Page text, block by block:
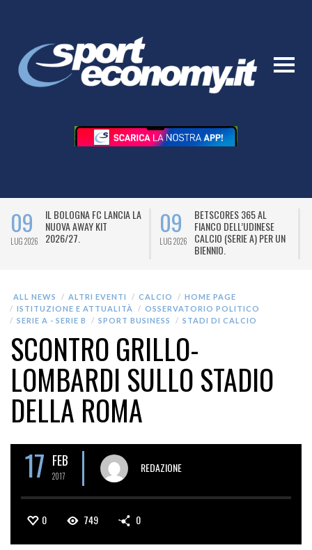
09
LUG 2026
IL BOLOGNA FC LANCIA LA
NUOVA AWAY KIT
2026/27.
09
LUG 2026
BETSCORES 365 AL
FIANCO DELL’UDINESE
CALCIO (SERIE A) PER UN
BIENNIO.
ALL NEWS ALTRI EVENTI CALCIO
HOME PAGE
ISTITUZIONE E ATTUALITÀ
OSSERVATORIO POLITICO
SERIE A - SERIE B
SPORT BUSINESS STADI DI CALCIO
SCONTRO GRILLO-
LOMBARDI SULLO STADIO
DELLA ROMA
17 FEB
2017
REDAZIONE
0 749 0